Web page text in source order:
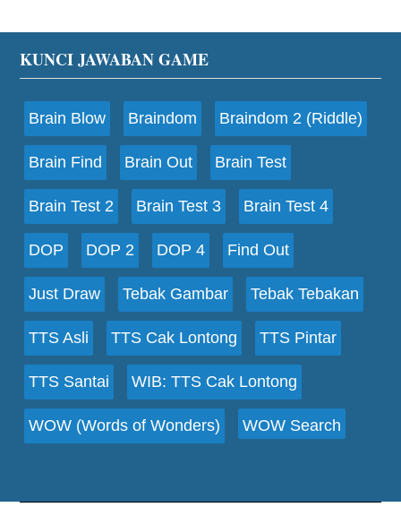
Footer
KUNCI JAWABAN GAME
Brain Blow Braindom Braindom 2 (Riddle)
Brain Find Brain Out Brain Test
Brain Test 2 Brain Test 3 Brain Test 4
DOP DOP 2 DOP 4 Find Out
Just Draw Tebak Gambar Tebak Tebakan
TTS Asli TTS Cak Lontong TTS Pintar
TTS Santai WIB: TTS Cak Lontong
WOW (Words of Wonders) WOW Search